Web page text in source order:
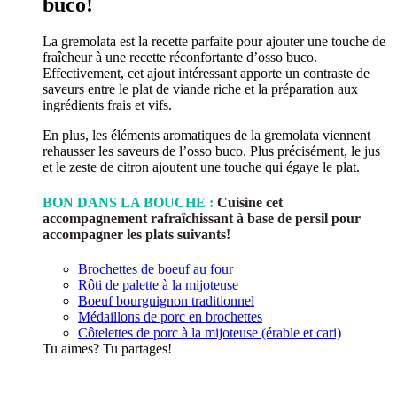
La gremolata est la recette parfaite pour ajouter une touche de
fraîcheur à une recette réconfortante d’osso buco.
Effectivement, cet ajout intéressant apporte un contraste de
saveurs entre le plat de viande riche et la préparation aux
ingrédients frais et vifs.
En plus, les éléments aromatiques de la gremolata viennent
rehausser les saveurs de l’osso buco. Plus précisément, le jus
et le zeste de citron ajoutent une touche qui égaye le plat.
BON DANS LA BOUCHE : Cuisine cet
accompagnement rafraîchissant à base de persil pour
accompagner les plats suivants!
Brochettes de boeuf au four
Rôti de palette à la mijoteuse
Boeuf bourguignon traditionnel
Médaillons de porc en brochettes
Côtelettes de porc à la mijoteuse (érable et cari)
Tu aimes? Tu partages!